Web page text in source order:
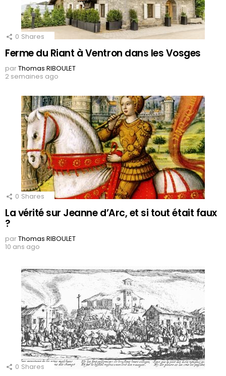
0 Shares
Ferme du Riant à Ventron dans les Vosges
parThomas RIBOULET
2 semaines ago
0 Shares
La vérité sur Jeanne d’Arc, et si tout était faux
?
parThomas RIBOULET
10 ans ago
0 Shares